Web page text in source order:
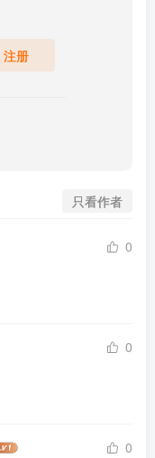
注册
只看作者
0
0
0